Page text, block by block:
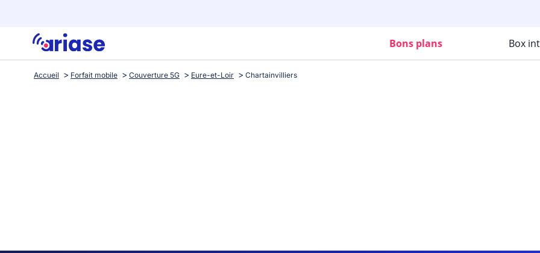
Bons plans Box
Accueil Forfait mobile Couverture 5G Eure-et-Loir Chartainvilliers